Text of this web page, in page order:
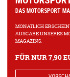
DAS MOTORSPORT
MONATLICH
AUSGABE UNSERES
MAGAZINS.
FÜR NUR 7,90